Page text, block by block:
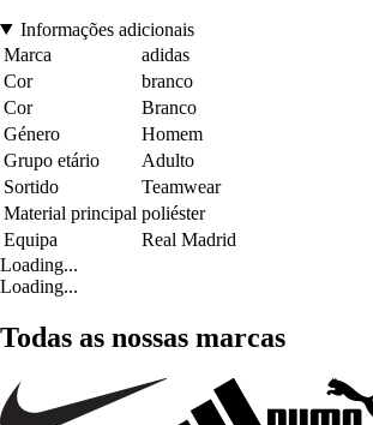
Informações adicionais
Marca
adidas
Cor
branco
Cor
Branco
Género
Homem
Grupo etário
Adulto
Sortido
Teamwear
Material principal poliéster
Equipa
Real Madrid
Loading...
Loading...
Todas as nossas marcas